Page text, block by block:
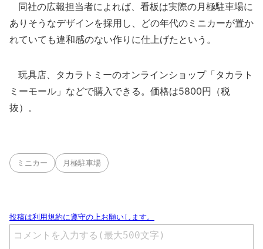
同社の広報担当者によれば、看板は実際の月極駐車場に
ありそうなデザインを採用し、どの年代のミニカーが置か
れていても違和感のない作りに仕上げたという。
玩具店、タカラトミーのオンラインショップ「タカラト
ミーモール」などで購入できる。価格は5800円（税
抜）。
ミニカー 月極駐車場